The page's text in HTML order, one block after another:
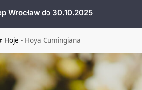
Wrocław do 30.10.2025
Hoje - Hoya Cumingiana